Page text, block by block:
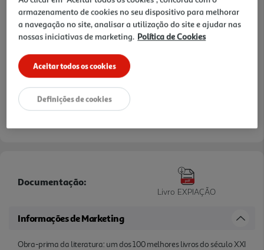
a Segunda Guerra Mundial, e o livro retrata bem o
impacto da guerra na vida das personagens
Documentação:
Livro EXPIAÇÃO
Informações de Marketing
Obra-prima da literatura: um dos 100 melhores livros do século XXI
armazenamento de cookies no seu dispositivo para melhorar
a navegação no site, analisar a utilização do site e ajudar nas
nossas iniciativas de marketing. Política de Cookies
Aceitar todos os cookies
Definições de cookies